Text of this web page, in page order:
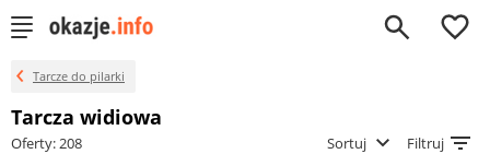
0
Tarcze do pilarki
Tarcza widiowa
Oferty: 208 Sortuj Filtruj